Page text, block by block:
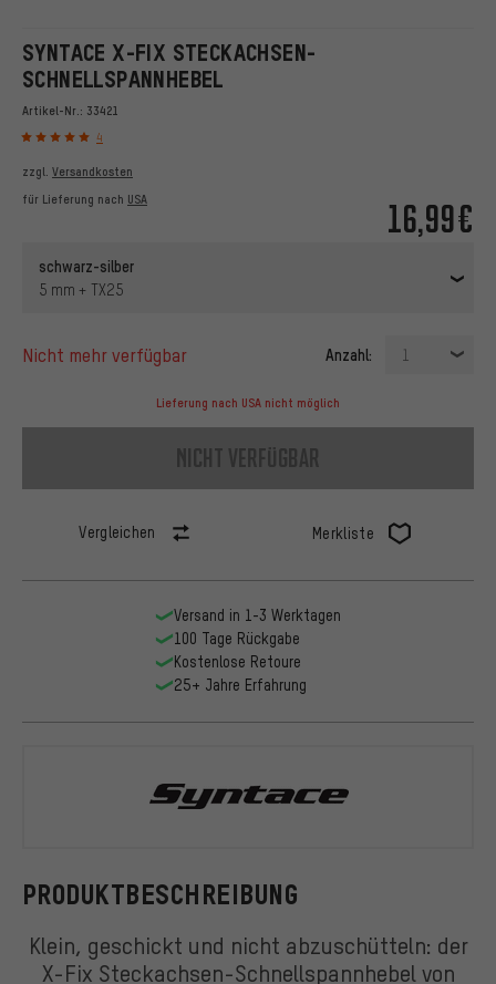
SYNTACE X-FIX STECKACHSEN-
SCHNELLSPANNHEBEL
Artikel-Nr.: 33421
4
16,99€
zzgl. Versandkosten
für Lieferung nach USA
schwarz-silber
5 mm + TX25
nicht mehr verfügbar Anzahl: 1
Lieferung nach USA nicht möglich
nicht verfügbar
Vergleichen Merkliste
PRODUKTBESCHREIBUNG
Klein, geschickt und nicht abzuschütteln: der
X-Fix Steckachsen-Schnellspannhebel von
Versand in 1-3 Werktagen
100 Tage Rückgabe
Kostenlose Retoure
25+ Jahre Erfahrung